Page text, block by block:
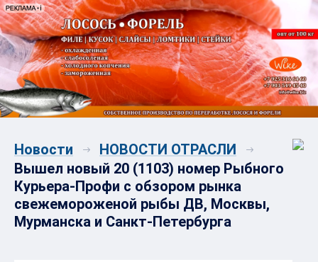
Новости
НОВОСТИ ОТРАСЛИ
Вышел новый 20 (1103) номер Рыбного
Курьера-Профи с обзором рынка
свежемороженой рыбы ДВ, Москвы,
Мурманска и Санкт-Петербурга